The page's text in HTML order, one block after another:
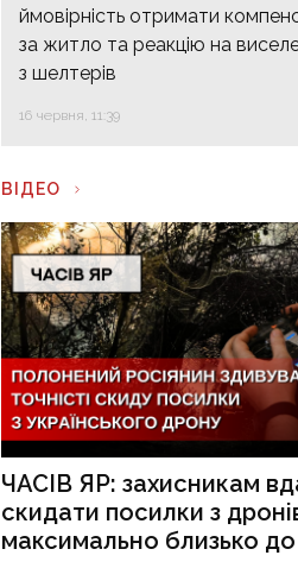
ймовірність отримати
за житло та реакцію на
з шелтерів
16 червня, 11:39
ВІДЕО
ЧАСІВ ЯР: захисникам
скидати посилки з
максимально близько до